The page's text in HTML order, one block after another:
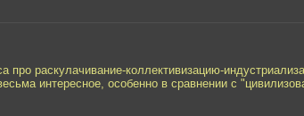
про раскулачивание-коллективизацию-
интересное, особенно в сравнении с